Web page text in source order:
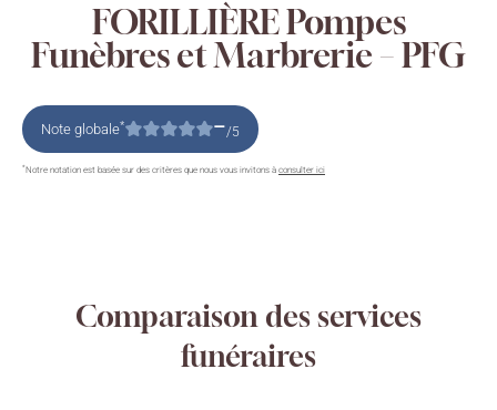
FORILLIÈRE Pompes
Funèbres et Marbrerie – PFG
Note globale* –/5
*Notre notation est basée sur des critères que nous vous invitons à consulter ici
Comparaison des services
funéraires